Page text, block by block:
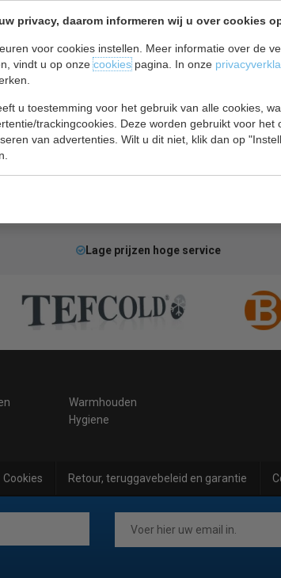
privacy, daarom informeren wij u over cookies
voor cookies instellen. Meer informatie over de
vindt u op onzecookiespagina. In onze
u toestemming voor het gebruik van alle cookies,
trackingcookies. Deze worden gebruikt voor het
van advertenties. Wilt u dit niet, klik dan op
Terug
Lage prijzen hoge service
Warmhouden
Hygiene
Cookies Retour, teruggavebeleid en garantie